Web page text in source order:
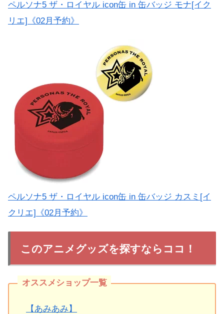
ペルソナ5 ザ・ロイヤル icon缶 in 缶バッジ モナ[イク
リエ]《02月予約》
ペルソナ5 ザ・ロイヤル icon缶 in 缶バッジ カスミ[イ
クリエ]《02月予約》
このアニメグッズを探すならココ！
【あみあみ】